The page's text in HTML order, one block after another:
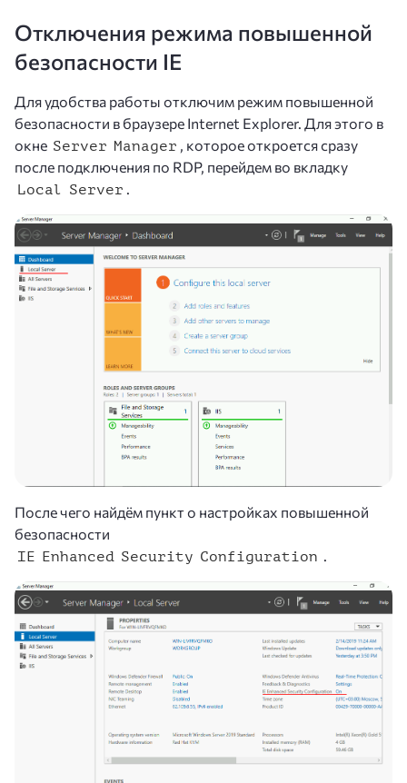
Отключения режима повышенной
безопасности IE
Для удобства работы отключим режим повышенной
безопасности в браузере Internet Explorer. Для этого в
окне Server Manager , которое откроется сразу
после подключения по RDP, перейдем во вкладку
Local Server .
После чего найдём пункт о настройках повышенной
безопасности
IE Enhanced Security Configuration